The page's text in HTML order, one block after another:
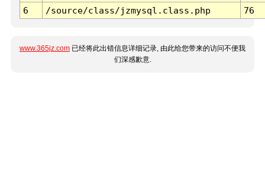
6
/source/class/jzmysql.class.php 76
www.365jz.com 已经将此出错信息详细记录, 由此给您带来的访问不便我
们深感歉意.